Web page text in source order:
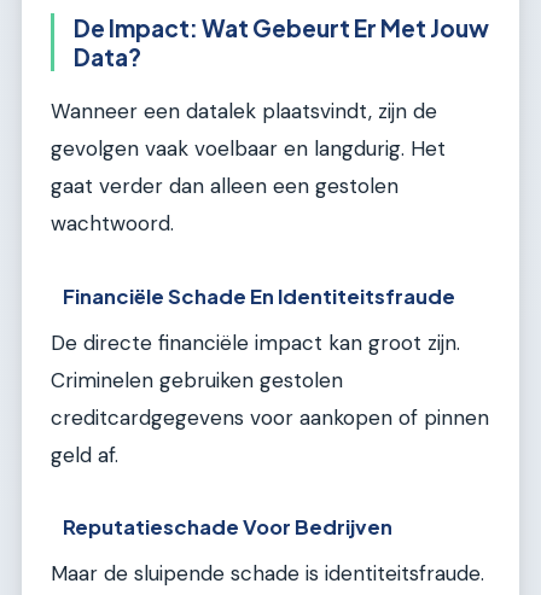
De Impact: Wat Gebeurt Er Met Jouw
Data?
Wanneer een datalek plaatsvindt, zijn de
gevolgen vaak voelbaar en langdurig. Het
gaat verder dan alleen een gestolen
wachtwoord.
Financiële Schade En Identiteitsfraude
De directe financiële impact kan groot zijn.
Criminelen gebruiken gestolen
creditcardgegevens voor aankopen of pinnen
geld af.
Reputatieschade Voor Bedrijven
Maar de sluipende schade is identiteitsfraude.